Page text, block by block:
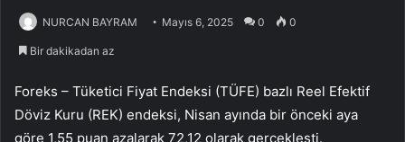
NURCAN BAYRAM Mayıs 6, 2025 0 0
Bir dakikadan az
Foreks – Tüketici Fiyat Endeksi (TÜFE) bazlı Reel Efektif
Döviz Kuru (REK) endeksi, Nisan ayında bir önceki aya
göre 1,55 puan azalarak 72,12 olarak gerçekleşti.